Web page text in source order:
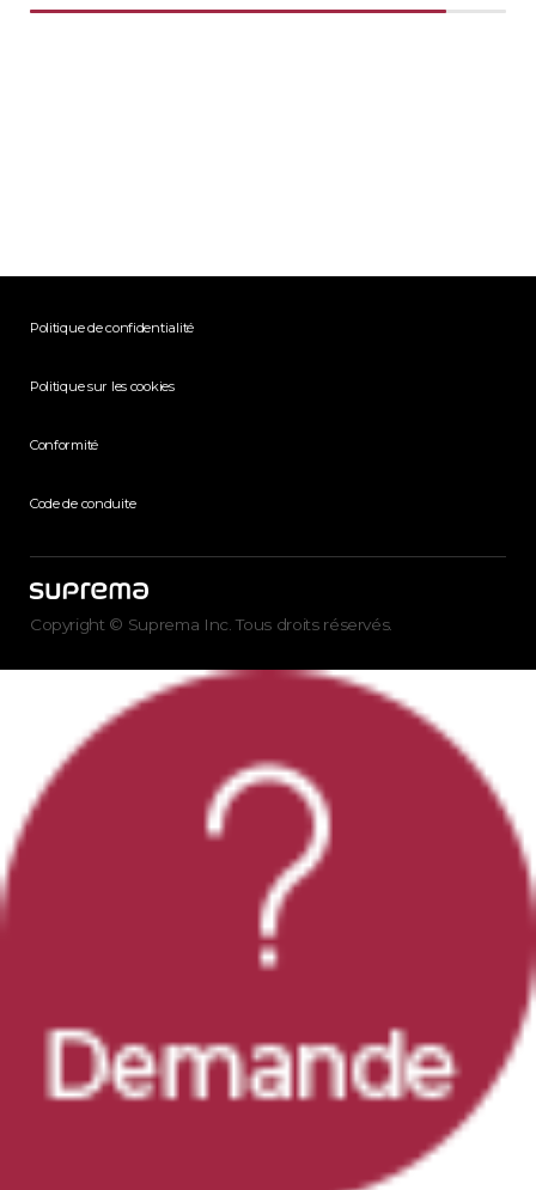
Politique de confidentialité
Politique sur les cookies
Conformité
Code de conduite
Copyright © Suprema Inc. Tous droits réservés.